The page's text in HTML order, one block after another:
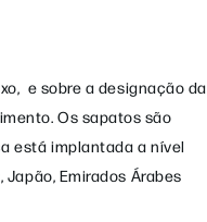
e sobre a designação da
Os sapatos são
está implantada a nível
Emirados Árabes